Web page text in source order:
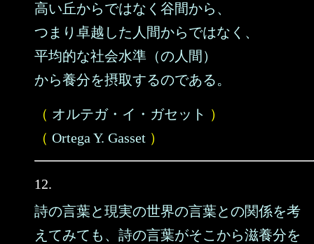
高い丘からではなく谷間から、
つまり卓越した人間からではなく、
平均的な社会水準（の人間）
から養分を摂取するのである。
（ オルテガ・イ・ガセット ）
（ Ortega Y. Gasset ）
12.
詩の言葉と現実の世界の言葉との関係を考
えてみても、詩の言葉がそこから滋養分を